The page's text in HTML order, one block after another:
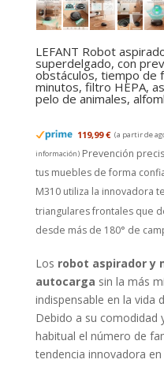
LEFANT Robot
superdelgado, con
obstáculos, tiempo de
minutos, filtro HEPA,
pelo de animales,
119,99 € (a partir de
información) Prevención
tus muebles de forma
M310 utiliza la innovadora
triangulares frontales que
desde más de 180° de
Los robot aspirador y
autocarga sin la más
indispensable en la vida
Debido a su comodidad
habitual el número de
tendencia innovadora en